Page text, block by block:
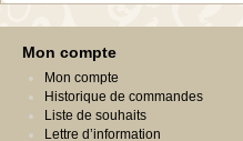
Mon compte
Mon compte
Historique de commandes
Liste de souhaits
Lettre d’information